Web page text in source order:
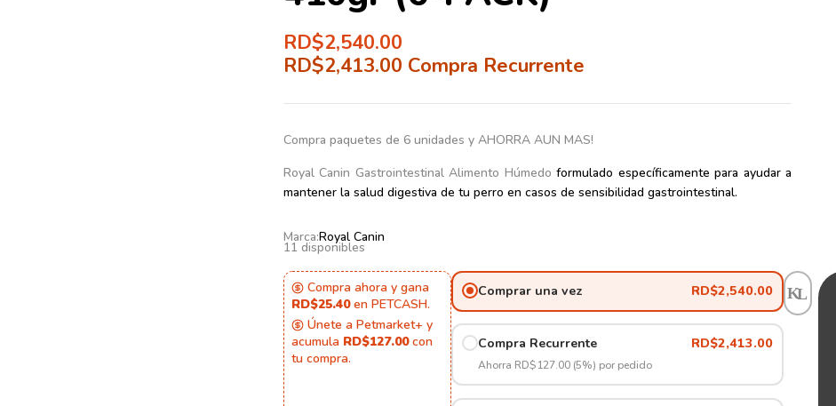
RD$2,540.00
RD$2,413.00 Compra Recurrente
Compra paquetes de 6 unidades y AHORRA AUN MAS!
Royal Canin Gastrointestinal Alimento Húmedoformulado específicamente para ayudar a
mantener la salud digestiva de tu perro en casos de sensibilidad gastrointestinal.
Marca:Royal Canin
11 disponibles
Compra ahora y gana
RD$25.40en PETCASH.
Únete a Petmarket+ y
acumula RD$127.00con
tu compra.
Comprar una vez RD$2,540.00
Compra Recurrente RD$2,413.00
Ahorra RD$127.00 (5%) por pedido
Royal
Canin